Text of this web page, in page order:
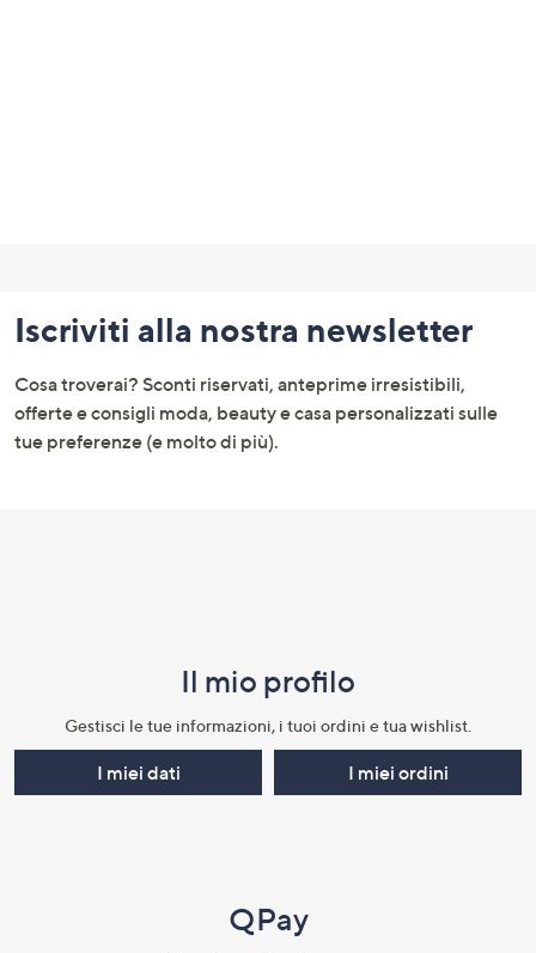
menu
e
informazioni
Iscriviti alla nostra newsletter
Cosa troverai? Sconti riservati, anteprime irresistibili,
offerte e consigli moda, beauty e casa personalizzati sulle
tue preferenze (e molto di più).
Il mio profilo​
Gestisci le tue informazioni, i tuoi ordini e tua wishlist.​
I miei dati I miei ordini
QPay